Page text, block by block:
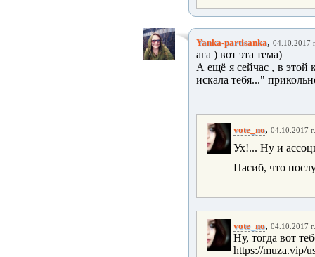
Yanka-partisanka, 04.10.2017
ага ) вот эта тема)
А ещё я сейчас , в
искала тебя..."
vote_no, 04.10.2017
Ух!... Ну и
Пасиб, что
vote_no, 04.10.2017
Ну, тогда вот
https://muza.vip/